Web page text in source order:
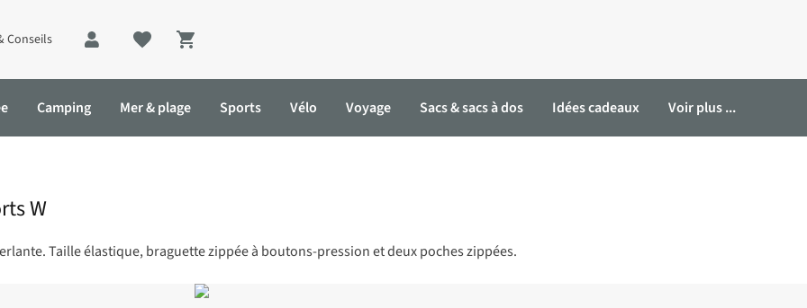
Conseils
Shopping cart
Camping Mer & plage Sports Vélo Voyage Sacs & sacs à dos Idées cadeaux Voir plus ...
W
Taille élastique, braguette zippée à boutons-pression et deux poches zippées.